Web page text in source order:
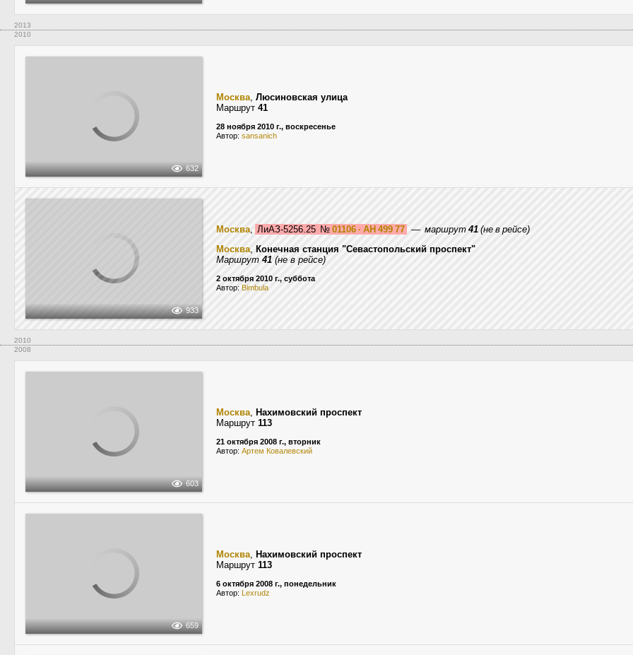
2013
2010
632
Москва, Люсиновская улица
Маршрут 41
28 ноября 2010 г., воскресенье
Автор: sansanich
933
Москва, ЛиАЗ-5256.25 № 01106 · АН 499 77 — маршрут 41 (не в рейсе)
Москва, Конечная станция "Севастопольский проспект"
Маршрут41 (не в рейсе)
2 октября 2010 г., суббота
Автор: Bimbula
2010
2008
603
Москва, Нахимовский проспект
Маршрут 113
21 октября 2008 г., вторник
Автор: Артем Ковалевский
659
Москва, Нахимовский проспект
Маршрут 113
6 октября 2008 г., понедельник
Автор: Lexrudz